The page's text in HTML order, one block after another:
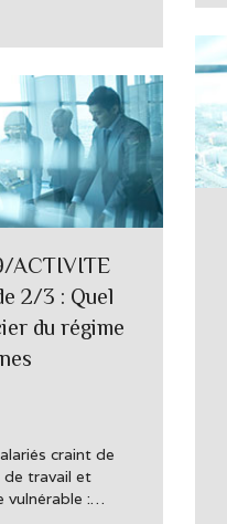
ACTIVITE
2/3 : Quel
du régime
craint de
de travail et
vulnérable :…